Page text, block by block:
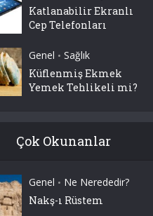
Katlanabilir Ekranlı
Cep Telefonları
Genel • Sağlık
Küflenmiş Ekmek
Yemek Tehlikeli mi?
Çok Okunanlar
Genel • Ne Nerededir?
Nakş-ı Rüstem